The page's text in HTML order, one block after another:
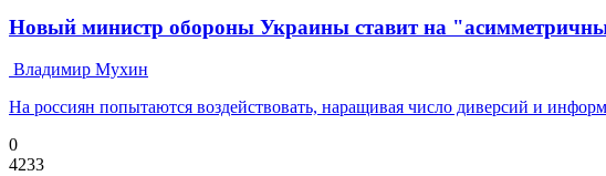
Новый министр обороны Украины ставит на
Владимир Мухин
На россиян попытаются воздействовать, наращивая число диверсий и
0
4233